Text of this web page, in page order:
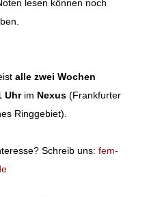
lesen können noch
alle zwei Wochen
Uhrim Nexus (Frankfurter
Ringgebiet).
Schreib uns: fem-